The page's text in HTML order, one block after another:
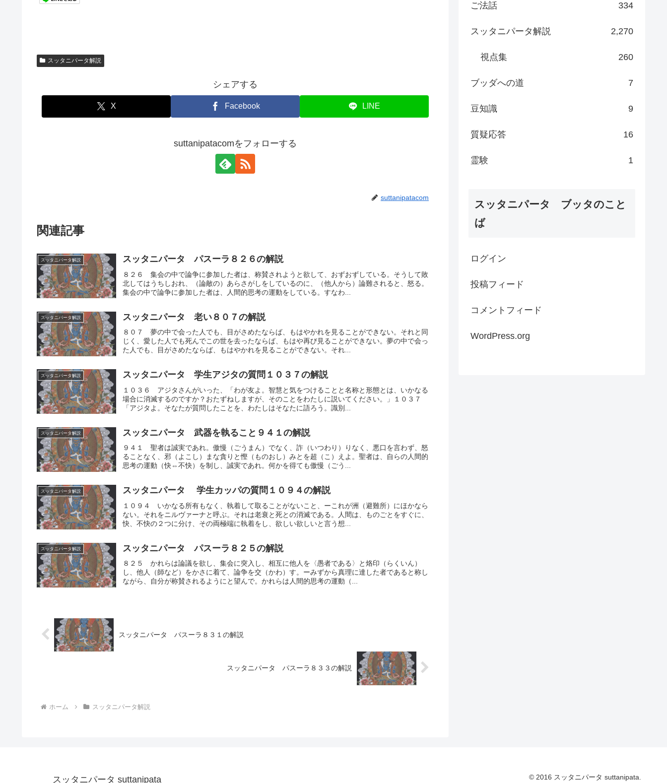
スッタニパータ解説
シェアする
X Facebook LINE
suttanipatacomをフォローする
suttanipatacom
関連記事
スッタニパータ解説 スッタニパータ パスーラ８２６の解説
８２６ 集会の中で論争に参加した者は、称賛されようと欲して、おずおずしている。そうして敗
北してはうちしおれ、（論敵の）あらさがしをしているのに、（他人から）論難されると、怒る。
集会の中で論争に参加した者は、人間的思考の運動をしている。すなわ...
スッタニパータ解説 スッタニパータ 老い８０７の解説
８０７ 夢の中で会った人でも、目がさめたならば、もはやかれを見ることができない。それと同
じく、愛した人でも死んでこの世を去ったならば、もはや再び見ることができない。夢の中で会っ
た人でも、目がさめたならば、もはやかれを見ることができない。それ...
スッタニパータ解説 スッタニパータ 学生アジタの質問１０３７の解説
１０３６ アジタさんがいった、「わが友よ。智慧と気をつけることと名称と形態とは、いかなる
場合に消滅するのですか？おたずねしますが、そのことをわたしに説いてください。」１０３７
「アジタよ。そなたが質問したことを、わたしはそなたに語ろう。識別...
スッタニパータ解説 スッタニパータ 武器を執ること９４１の解説
９４１ 聖者は誠実であれ。傲慢（ごうまん）でなく、詐（いつわり）りなく、悪口を言わず、怒
ることなく、邪（よこし）まな貪りと慳（ものおし）みとを超（こ）えよ。聖者は、自らの人間的
思考の運動（快⇔不快）を制し、誠実であれ。何かを得ても傲慢（ごう...
スッタニパータ解説 スッタニパータ 学生カッパの質問１０９４の解説
１０９４ いかなる所有もなく、執着して取ることがないこと、ーこれが洲（避難所）にほかなら
ない。それをニルヴァーナと呼ぶ。それは老衰と死との消滅である。人間は、ものごとをすぐに、
快、不快の２つに分け、その両極端に執着をし、欲しい欲しいと言う想...
スッタニパータ解説 スッタニパータ パスーラ８２５の解説
８２５ かれらは論議を欲し、集会に突入し、相互に他人を〈愚者である〉と烙印（らくいん）
し、他人（師など）をかさに着て、論争を交（かわ）す。ーみずから真理に達した者であると称し
ながら、自分が称賛されるようにと望んで。かれらは人間的思考の運動（...
スッタニパータ パスーラ８３１の解説
スッタニパータ パスーラ８３３の解説
ホーム スッタニパータ解説
ご法話 334
スッタニパータ解説 2,270
視点集 260
ブッダへの道 7
豆知識 9
質疑応答 16
霊験 1
スッタニパータ ブッタのこと
ば
ログイン
投稿フィード
コメントフィード
WordPress.org
スッタニパータ suttanipata © 2016 スッタニパータ suttanipata.